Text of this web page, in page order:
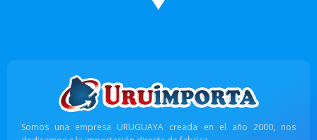
Somos una empresa URUGUAYA creada en el año 2000, nos